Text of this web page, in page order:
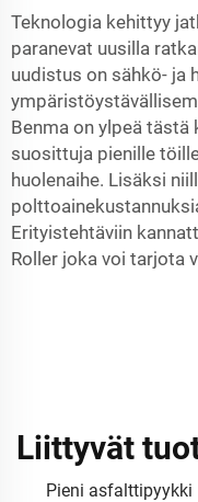
Teknologia kehittyy
paranevat uusilla
uudistus on sähkö- ja
Benma on ylpeä
suosittuja pienille
huolenaihe. Lisäksi
Erityistehtäviin
Roller joka voi tarjota
Liittyvät
Pieni asfalttipyykki